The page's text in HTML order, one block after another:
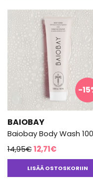
-
BAIOBAY
Baiobay Body Wash
14,95€Alkuperäinen
hinta
oli:
12,71€Nykyinen
hinta
on:
LISÄÄ OSTOSKORIIN